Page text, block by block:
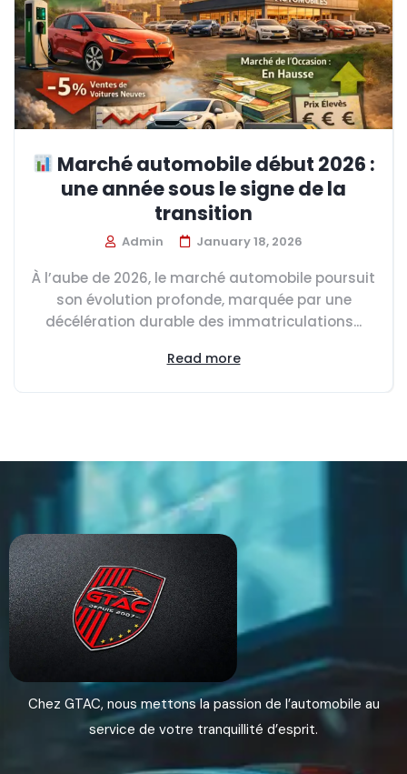
Marché automobile début 2026 :
une année sous le signe de la
transition
Admin January 18, 2026
À l’aube de 2026, le marché automobile poursuit
son évolution profonde, marquée par une
décélération durable des immatriculations...
Read more
Chez GTAC, nous mettons la passion de l’automobile au
service de votre tranquillité d’esprit.